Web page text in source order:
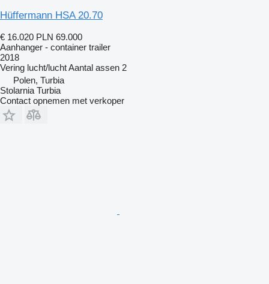
Hüffermann HSA 20.70
€ 16.020 PLN 69.000
Aanhanger - container trailer
2018
Vering lucht/luchtAantal assen 2
Polen, Turbia
Stolarnia Turbia
Contact opnemen met verkoper